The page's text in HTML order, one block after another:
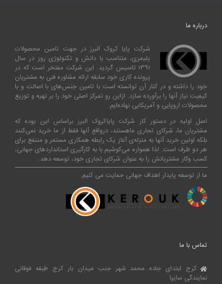
درباره ما
شرکت پایا کروک البرز در جهت تامین محصولات
پلیمری، متناسب با دانش و تکنولوژی روز در سال
۱۳۹۱ تاسیس گردید. این شرکت مفتخر است که در
پرونده کاری خود سابقه ارائه مشاوره فنی به مشتریان
خود را داشته و در کنار آن توانسته‌ است با تامین جنس‌های با اصالت و با
کیفیت نیاز آنها را برآورده سازد. ازاین‌ رو تمرکز اصلی خود را بر تهیه و توزیع
محصولات اروپایی و آمریکایی نهاده‌ایم.
اصل اولیه در دستور کار شرکت پایاکروک البرز براساس این بوده که
مشتریان ما، شرکای تجاری ماهستند، درواقع آنها فقط از ما خرید نمی‌کنند
بلکه اولین خرید آنها به منزله‌ی آغاز یک رابطه همکاری مستمر و متنفع برای
هر دو طرف است. لذا همواره می‌کوشیم با به کارگیری استانداردهای جهانی،
کسب‌ و‌کار مشتریانش را به عنوان شرکای تجاری خود، توسعه دهد.
ما از توسعه پایدار اهداف جهانی حمایت می کنیم.
تماس با ما
کرج ابتدای جاده محمد شهر جنب میدان بار کرج طبقه فوقانی
نمایندگی سایپا